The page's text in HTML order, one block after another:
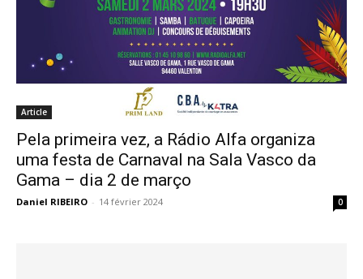
Article
Pela primeira vez, a Rádio Alfa organiza
uma festa de Carnaval na Sala Vasco da
Gama – dia 2 de março
Daniel RIBEIRO - 14 février 2024 0